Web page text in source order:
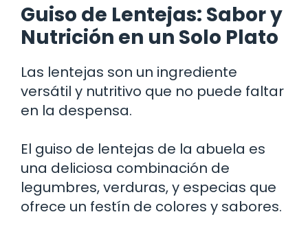
Guiso de Lentejas: Sabor y
Nutrición en un Solo Plato
Las lentejas son un ingrediente
versátil y nutritivo que no puede faltar
en la despensa.
El guiso de lentejas de la abuela es
una deliciosa combinación de
legumbres, verduras, y especias que
ofrece un festín de colores y sabores.